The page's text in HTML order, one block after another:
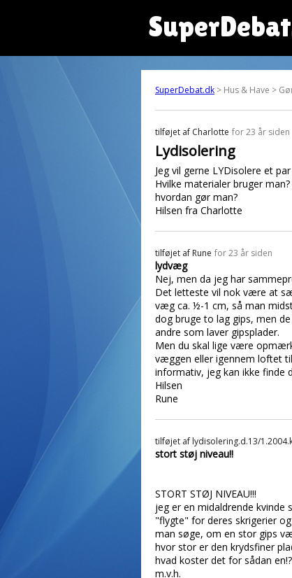
SuperDebat.dk > Hus & Have >
tilføjet af Charlotte for 23 år siden
Lydisolering
Jeg vil gerne LYDisolere et
Hvilke materialer bruger
hvordan gør man?
Hilsen fra Charlotte
tilføjet af Rune for 23 år siden
lydvæg
Nej, men da jeg har
Det letteste vil nok være at
væg ca. ½-1 cm, så man
dog bruge to lag gips, men
andre som laver gipsplader.
Men du skal lige være
væggen eller igennem loftet
informativ, jeg kan ikke finde
Hilsen
Rune
tilføjet af lydisolering.d.13/
stort støj niveau!!
STORT STØJ NIVEAU!!!
jeg er en midaldrende
"flygte" for deres skrigerier
man søge, om en stor gips
hvor stor er den krydsfiner
hvad koster det for sådan
m.v.h.